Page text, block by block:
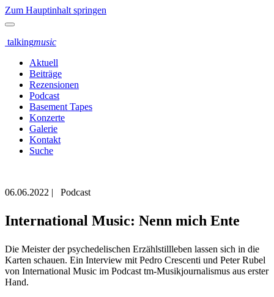
Zum Hauptinhalt springen
talkingmusic
Aktuell
Beiträge
Rezensionen
Podcast
Basement Tapes
Konzerte
Galerie
Kontakt
Suche
06.06.2022 | Podcast
International Music: Nenn mich Ente
Die Meister der psychedelischen Erzählstillleben lassen sich in die
Karten schauen. Ein Interview mit Pedro Crescenti und Peter Rubel
von International Music im Podcast tm-Musikjournalismus aus erster
Hand.